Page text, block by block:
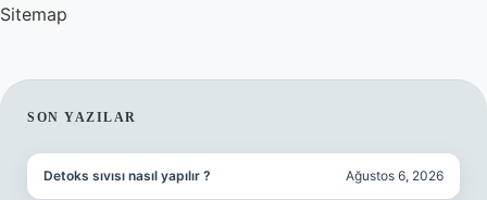
Sitemap
SIDEBAR
SON YAZILAR
Detoks sıvısı nasıl yapılır ? Ağustos 6, 2026